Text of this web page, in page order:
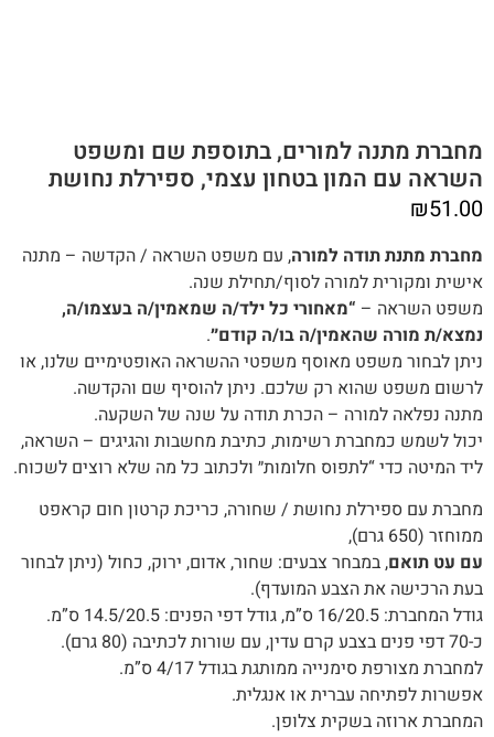
מחברת מתנה למורים, בתוספת שם ומשפט
השראה עם המון בטחון עצמי, ספירלת נחושת
₪51.00
מחברת מתנת תודה למורה, עם משפט השראה / הקדשה – מתנה
אישית ומקורית למורה לסוף/תחילת שנה.
משפט‭ ‬השראה –
“מאחורי כל ילד/ה שמאמין/ה בעצמו/ה,
נמצא/ת מורה שהאמין/ה בו/ה קודם״.
‬לרשום‭ ‬משפט‭ ‬שהוא‭ ‬רק‭ ‬שלכם‭.‬ ניתן להוסיף שם והקדשה.
מתנה‭ ‬נפלאה למורה – הכרת תודה על שנה של השקעה.
יכול‭ ‬לשמש‭ ‬כמחברת‭ ‬רשימות, ‬כתיבת‭ ‬מחשבות‭ ‬והגיגים – השראה,
‬ליד‭ ‬המיטה‭ ‬כדי “‬לתפוס ‬חלומות‬״‭ ‬ולכתוב‭ ‬כל‭ ‬מה‭ ‬שלא‭ ‬רוצים‭ ‬לשכוח‭.‬
מחברת עם ספירלת נחושת / שחורה, כריכת קרטון חום קראפט
ממוחזר (650 גרם),
עם עט תואם, במבחר צבעים: שחור, אדום, ירוק, כחול (ניתן לבחור
בעת הרכישה את הצבע המועדף).
גודל המחברת: 16/20.5 ס”מ, גודל דפי הפנים: 14.5/20.5 ס”מ.
כ-70 דפי פנים בצבע קרם עדין, עם שורות לכתיבה (80 גרם).
למחברת מצורפת סימנייה ממותגת בגודל 4/17 ס”מ.
אפשרות לפתיחה עברית או אנגלית.
המחברת ארוזה בשקית צלופן.‬